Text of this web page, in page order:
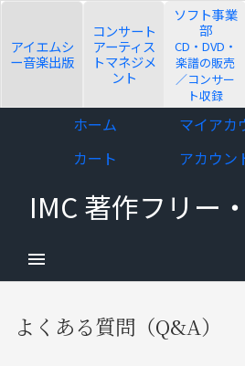
アイエムシ
ー音楽出版
コンサート
アーティス
トマネジメ
ント
ソフト事業
部
CD・DVD・
楽譜の販売
／コンサー
ト収録
ホーム
マイアカ
カート
アカウン
IMC 著作フリー
よくある質問（Q&A）
child menu